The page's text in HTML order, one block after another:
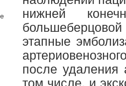
нижней
этапные
после удаления
том числе, и